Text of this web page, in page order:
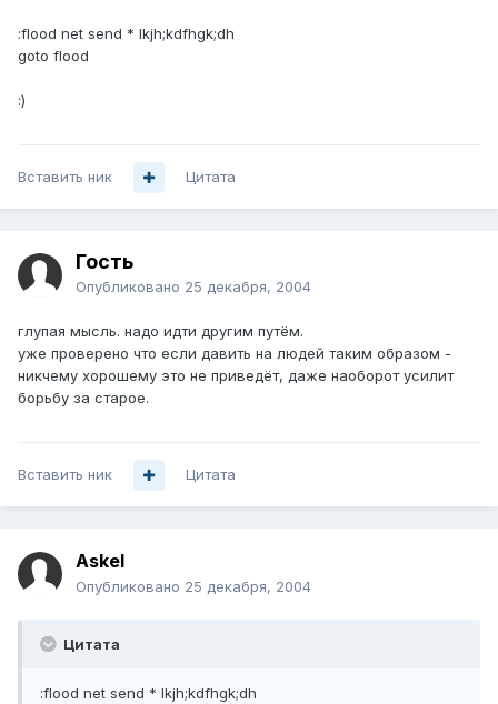
:flood net send * lkjh;kdfhgk;dh
goto flood
:)
Вставить ник Цитата
Гость
Опубликовано 25 декабря, 2004
глупая мысль. надо идти другим путём.
уже проверено что если давить на людей таким образом -
никчему хорошему это не приведёт, даже наоборот усилит
борьбу за старое.
Вставить ник Цитата
Askel
Опубликовано 25 декабря, 2004
Цитата
:flood net send * lkjh;kdfhgk;dh